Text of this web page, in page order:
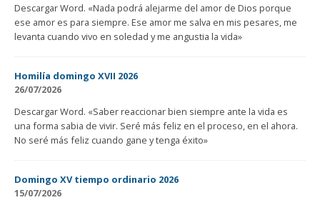
Descargar Word. «Nada podrá alejarme del amor de Dios porque
ese amor es para siempre. Ese amor me salva en mis pesares, me
levanta cuando vivo en soledad y me angustia la vida»
Homilía domingo XVII 2026
26/07/2026
Descargar Word. «Saber reaccionar bien siempre ante la vida es
una forma sabia de vivir. Seré más feliz en el proceso, en el ahora.
No seré más feliz cuando gane y tenga éxito»
Domingo XV tiempo ordinario 2026
15/07/2026